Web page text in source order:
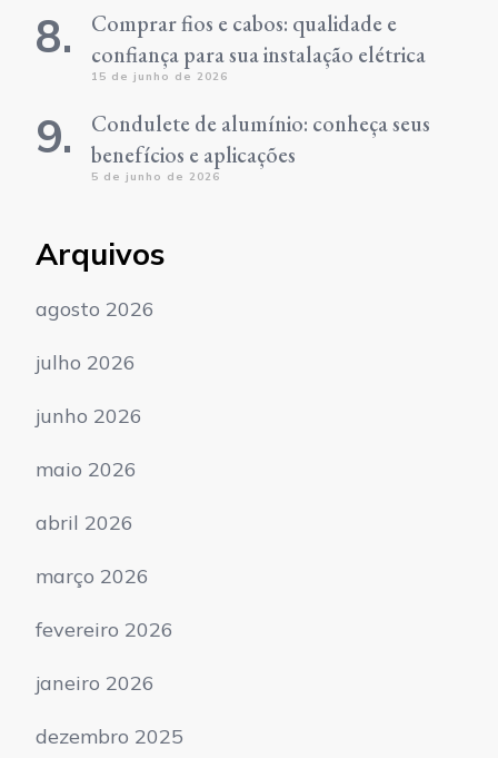
Comprar fios e cabos: qualidade e
confiança para sua instalação elétrica
15 de junho de 2026
Condulete de alumínio: conheça seus
benefícios e aplicações
5 de junho de 2026
Arquivos
agosto 2026
julho 2026
junho 2026
maio 2026
abril 2026
março 2026
fevereiro 2026
janeiro 2026
dezembro 2025